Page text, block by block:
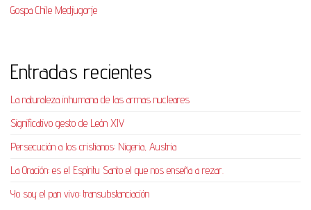
Gospa Chile Medjugorje
Entradas recientes
La naturaleza inhumana de las armas nucleares
Significativo gesto de León XIV
Persecución a los cristianos: Nigeria, Austria
La Oración: es el Espíritu Santo el que nos enseña a rezar.
Yo soy el pan vivo: transubstanciación